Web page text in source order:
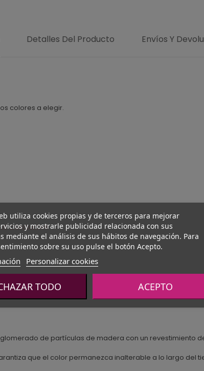
Detalles Del Producto Envíos Y
colores a elegir.
CONSULTAR
de partículas de madera con un revestimiento
que el color permanezca inalterable a lo largo del
utiliza cookies propias y de terceros para mejorar
y mostrarle publicidad relacionada con sus
mediante el análisis de sus hábitos de navegación. Para
sobre su uso pulse el botón Acepto.
Personalizar cookies
TODO ACEPTO